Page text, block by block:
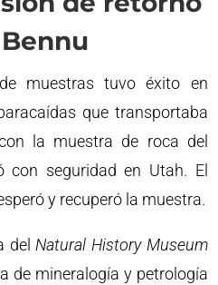
muestras tuvo éxito en
que transportaba
la muestra de roca del
con seguridad en Utah. El
y recuperó la muestra.
del Natural History Museum
de mineralogía y petrología